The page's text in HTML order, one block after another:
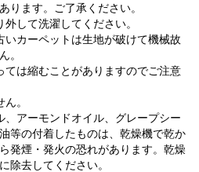
ります。ご了承ください。
して洗濯してください。
いカーペットは生地が破けて機械故
。
ては縮むことがありますのでご注意
。
、アーモンドオイル、グレープシー
等の付着したものは、乾燥機で乾か
発煙・発火の恐れがあります。乾燥
除去してください。